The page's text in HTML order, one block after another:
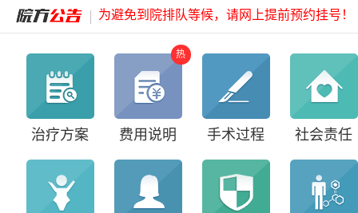
为避免到院排队等候，请网上提前预约挂号！
治疗方案
热
费用说明 手术过程 社会责任